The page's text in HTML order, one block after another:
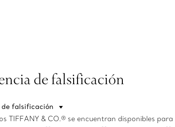
de falsificación
falsificación
TIFFANY & CO.® se encuentran disponibles